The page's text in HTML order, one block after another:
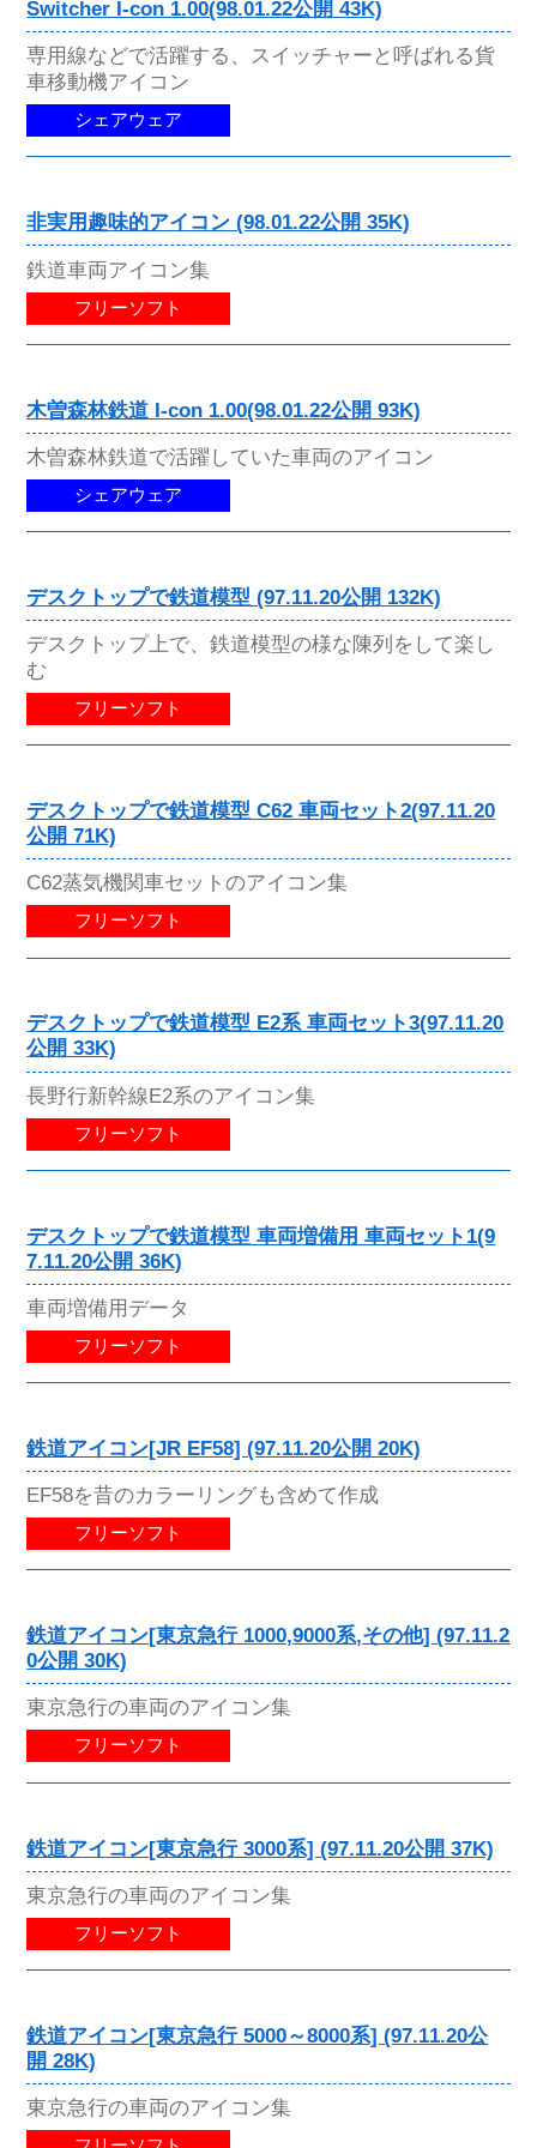
Switcher I-con 1.00(98.01.22公開 43K)
専用線などで活躍する、スイッチャーと呼ばれる貨
車移動機アイコン
シェアウェア
非実用趣味的アイコン (98.01.22公開 35K)
鉄道車両アイコン集
フリーソフト
木曽森林鉄道 I-con 1.00(98.01.22公開 93K)
木曽森林鉄道で活躍していた車両のアイコン
シェアウェア
デスクトップで鉄道模型 (97.11.20公開 132K)
デスクトップ上で、鉄道模型の様な陳列をして楽し
む
フリーソフト
デスクトップで鉄道模型 C62 車両セット2(97.11.20
公開 71K)
C62蒸気機関車セットのアイコン集
フリーソフト
デスクトップで鉄道模型 E2系 車両セット3(97.11.20
公開 33K)
長野行新幹線E2系のアイコン集
フリーソフト
デスクトップで鉄道模型 車両増備用 車両セット1(9
7.11.20公開 36K)
車両増備用データ
フリーソフト
鉄道アイコン[JR EF58] (97.11.20公開 20K)
EF58を昔のカラーリングも含めて作成
フリーソフト
鉄道アイコン[東京急行 1000,9000系,その他] (97.11.2
0公開 30K)
東京急行の車両のアイコン集
フリーソフト
鉄道アイコン[東京急行 3000系] (97.11.20公開 37K)
東京急行の車両のアイコン集
フリーソフト
鉄道アイコン[東京急行 5000～8000系] (97.11.20公
開 28K)
東京急行の車両のアイコン集